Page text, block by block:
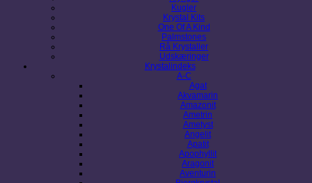
Kugler
Krystal Kits
One Of A Kind
Palmstones
Rå Krystaller
Udskæringer
Krystalindeks
A-C
Agat
Akvamarin
Amazonit
Ametrin
Ametyst
Angelit
Apatit
Apophyllit
Aragonit
Aventurin